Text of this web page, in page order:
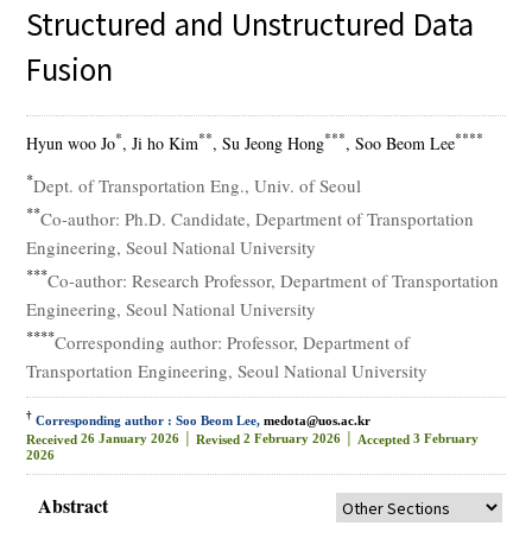
Structured and Unstructured Data
Fusion
Hyun woo Jo*, Ji ho Kim**, Su Jeong Hong***, Soo Beom Lee****
*Dept. of Transportation Eng., Univ. of Seoul
**Co-author: Ph.D. Candidate, Department of Transportation
Engineering, Seoul National University
***Co-author: Research Professor, Department of Transportation
Engineering, Seoul National University
****Corresponding author: Professor, Department of
Transportation Engineering, Seoul National University
† Corresponding author : Soo Beom Lee,medota@uos.ac.kr
Received 26 January 2026 │Revised 2 February 2026 │ Accepted 3 February
2026
Abstract